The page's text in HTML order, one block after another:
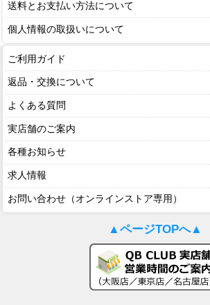
送料とお支払い方法について
個人情報の取扱いについて
ご利用ガイド
返品・交換について
よくある質問
実店舗のご案内
各種お知らせ
求人情報
お問い合わせ（オンラインストア専用）
▲ページTOPへ▲